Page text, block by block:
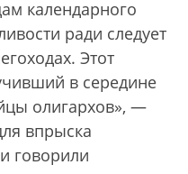
календарного
ради следует
Этот
в середине
олигархов», —
впрыска
говорили